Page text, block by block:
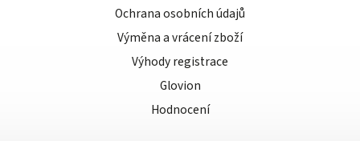
Ochrana osobních údajů
Výměna a vrácení zboží
Výhody registrace
Glovion
Hodnocení